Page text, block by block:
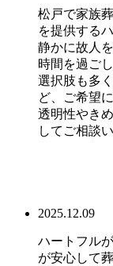
松戸で家族
を提供する
静かに故人
時間を過ご
選択肢も多
ど、ご希望
透明性やき
してご相談
2025.12.09
ハートフル
が安心して